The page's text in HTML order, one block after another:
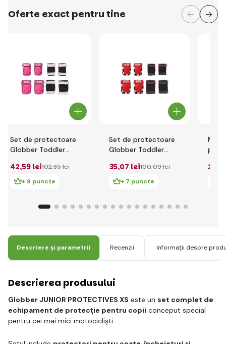
Oferte exact pentru tine
Set de protectoare
Globber Toddler
flori roz
42,59 lei102,35 lei
+ 9 puncte
Set de protectoare
Globber Toddler
racing red
35,07 lei100,09 lei
+ 7 puncte
25
Descriere și parametrii Recenzii Informații despre
Descrierea produsului
Globber JUNIOR PROTECTIVES XS este un set complet de
echipament de protecție pentru copii conceput special
pentru cei mai mici motocicliști.